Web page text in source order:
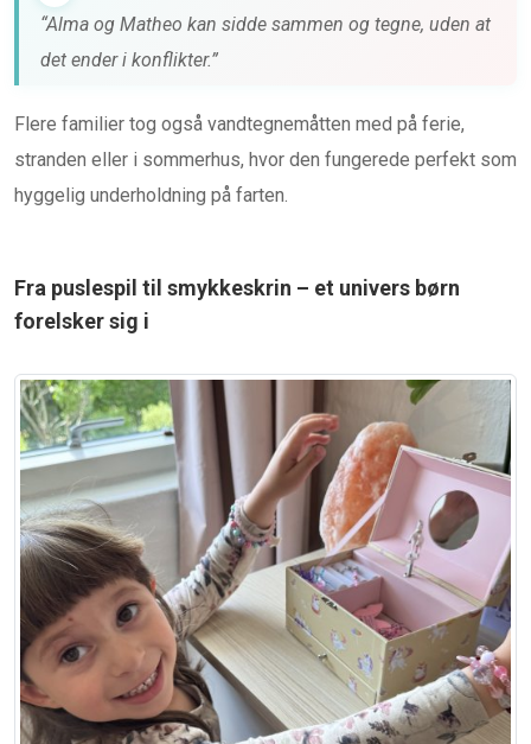
“Alma og Matheo kan sidde sammen og tegne, uden at
det ender i konflikter.”
Flere familier tog også vandtegnemåtten med på ferie,
stranden eller i sommerhus, hvor den fungerede perfekt som
hyggelig underholdning på farten.
Fra puslespil til smykkeskrin – et univers børn
forelsker sig i